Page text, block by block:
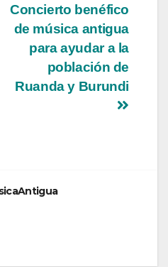
Concierto benéfico
de música antigua
para ayudar a la
población de
Ruanda y Burundi